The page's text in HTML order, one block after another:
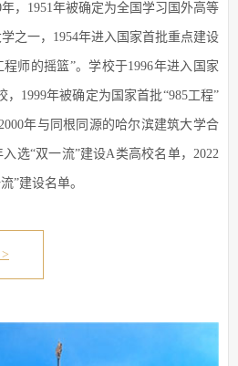
，1951年被确定为全国学习国外高等
之一，1954年进入国家首批重点建设
师的摇篮”。学校于1996年进入国家
，1999年被确定为国家首批“985工程”
年与同根同源的哈尔滨建筑大学合
选“双一流”建设A类高校名单，2022
”建设名单。